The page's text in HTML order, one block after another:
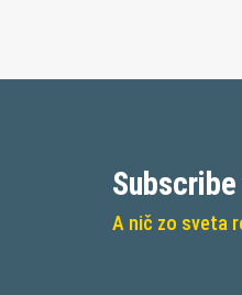
A nič zo sveta